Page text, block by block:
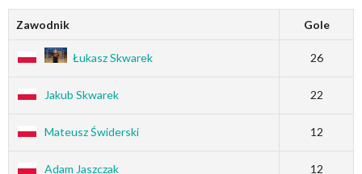
Zawodnik Gole
Łukasz Skwarek 26
Jakub Skwarek 22
Mateusz Świderski 12
Adam Jaszczak 12